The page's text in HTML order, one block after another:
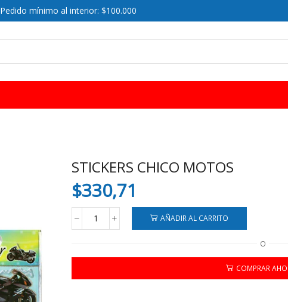
Pedido mínimo al interior: $100.000
STICKERS CHICO MOTOS
$330,71
STICKERS
cantidad
AÑADIR AL CARRITO
O
COMPRAR